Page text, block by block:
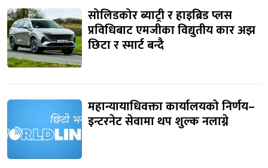
सोलिडकोर ब्याट्री र हाइब्रिड प्लस
प्रविधिबाट एमजीका विद्युतीय कार अझ
छिटा र स्मार्ट बन्दै
महान्यायाधिवक्ता कार्यालयको निर्णय–
इन्टरनेट सेवामा थप शुल्क नलाग्ने